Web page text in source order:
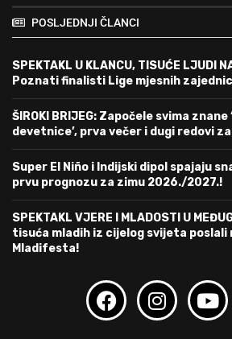
POSLJEDNJI ČLANCI
SPEKTAKL U KLANCU, TISUĆE LJUDI
Poznati finalisti Lige mjesnih
ŠIROKI BRIJEG: Započele svima
devetnice’, prva večer i dugi redovi
Super El Niño i Indijski dipol spajaju
prvu prognozu za zimu 2026./2027.!
SPEKTAKL VJERE I MLADOSTI U
tisuća mladih iz cijelog svijeta poslali
Mladifesta!